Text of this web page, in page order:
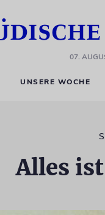
07.
UNSERE WOCHE
Alles